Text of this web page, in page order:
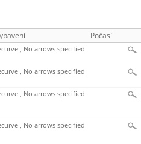
Počasí
, No arrows specified
, No arrows specified
, No arrows specified
, No arrows specified